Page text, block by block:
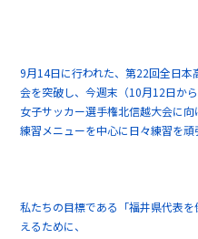
9月14日に行われた、第22回全日
会を突破し、今週末（10月12日か
女子サッカー選手権北信越大会に
練習メニューを中心に日々練習を頑
私たちの目標である「福井県代表
えるために、